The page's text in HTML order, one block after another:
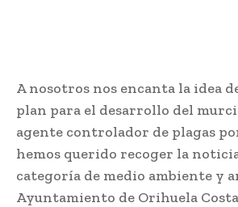
A nosotros nos encanta la idea
plan para el desarrollo del
agente controlador de plagas
hemos querido recoger la
categoría de medio ambiente y
Ayuntamiento de Orihuela